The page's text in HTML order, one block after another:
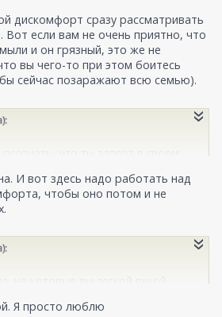
упущенное (трать время, нервы и
дискомфорт сразу рассматривать
Вот если вам не очень приятно, что
и он грязный, это же не
вы чего-то при этом боитесь
сейчас позаражают всю семью).
работу над собой будет
И вот здесь надо работать над
чтобы оно потом и не
Я просто люблю